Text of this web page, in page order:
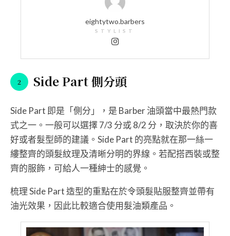
eightytwo.barbers
STYLIST
Side Part 側分頭
Side Part 即是「側分」，是 Barber 油頭當中最熱門款
式之一。一般可以選擇 7/3 分或 8/2 分，取決於你的喜
好或者髮型師的建議。Side Part 的亮點就在那一絲一
縷整齊的頭髮紋理及清晰分明的界線。若配搭西裝或整
齊的服飾，可給人一種紳士的感覺。
梳理 Side Part 造型的重點在於令頭髮貼服整齊並帶有
油光效果，因此比較適合使用髮油類產品。